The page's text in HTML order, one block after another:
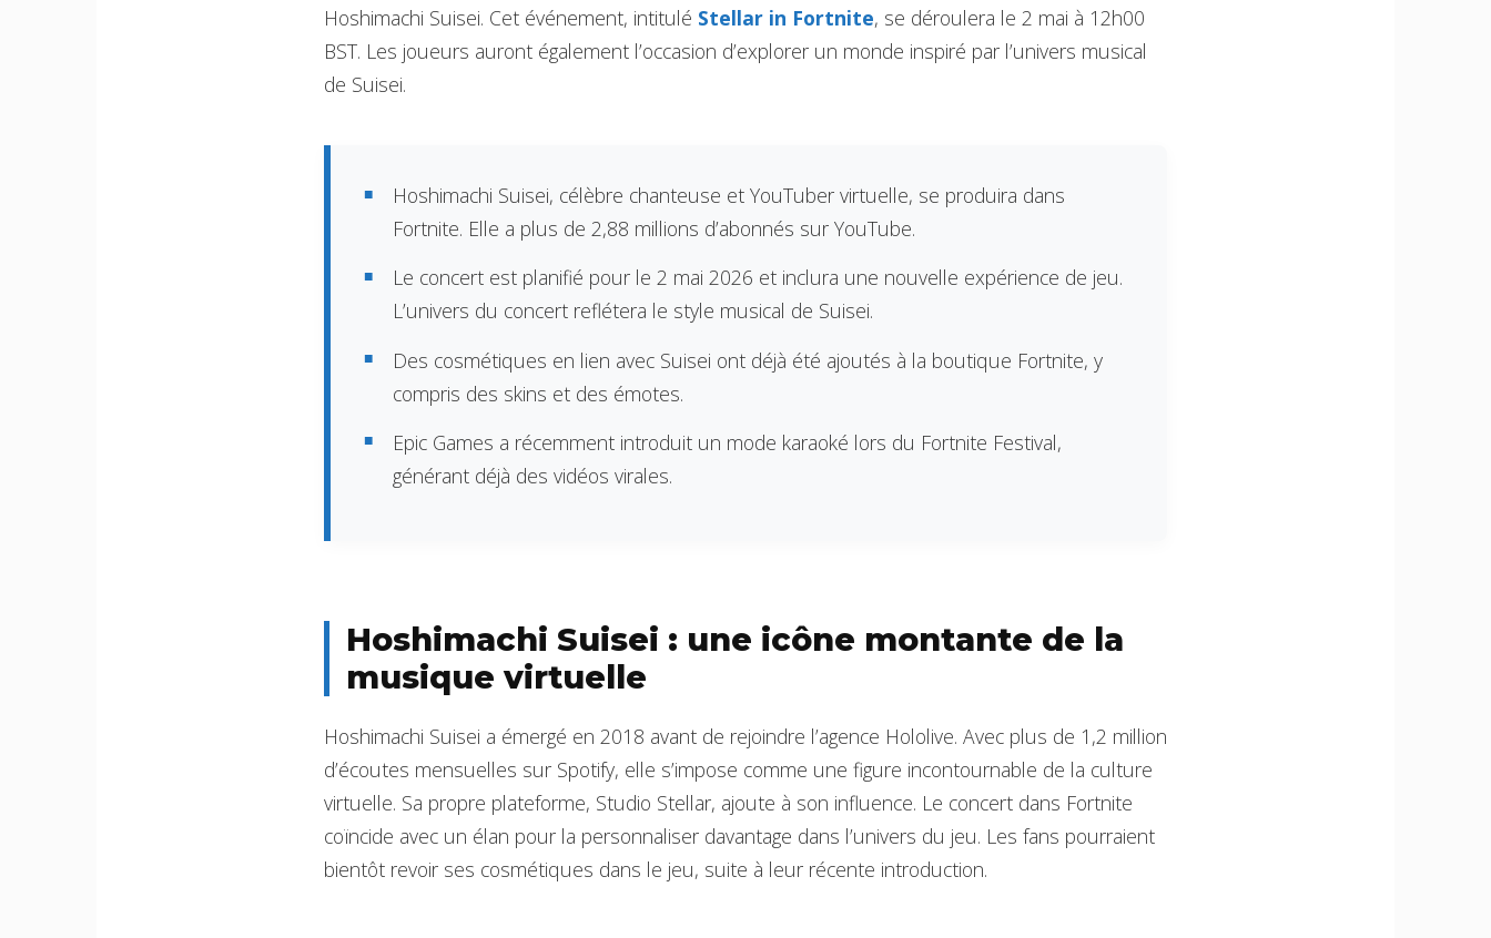
Hoshimachi Suisei. Cet événement, intitulé Stellar in Fortnite, se déroulera le 2 mai à 12h00
BST. Les joueurs auront également l’occasion d’explorer un monde inspiré par l’univers musical
de Suisei.
Hoshimachi Suisei, célèbre chanteuse et YouTuber virtuelle, se produira dans
Fortnite. Elle a plus de 2,88 millions d’abonnés sur YouTube.
Le concert est planifié pour le 2 mai 2026 et inclura une nouvelle expérience de jeu.
L’univers du concert reflétera le style musical de Suisei.
Des cosmétiques en lien avec Suisei ont déjà été ajoutés à la boutique Fortnite, y
compris des skins et des émotes.
Epic Games a récemment introduit un mode karaoké lors du Fortnite Festival,
générant déjà des vidéos virales.
Hoshimachi Suisei : une icône montante de la
musique virtuelle
Hoshimachi Suisei a émergé en 2018 avant de rejoindre l’agence Hololive. Avec plus de 1,2 million
d’écoutes mensuelles sur Spotify, elle s’impose comme une figure incontournable de la culture
virtuelle. Sa propre plateforme, Studio Stellar, ajoute à son influence. Le concert dans Fortnite
coïncide avec un élan pour la personnaliser davantage dans l’univers du jeu. Les fans pourraient
bientôt revoir ses cosmétiques dans le jeu, suite à leur récente introduction.